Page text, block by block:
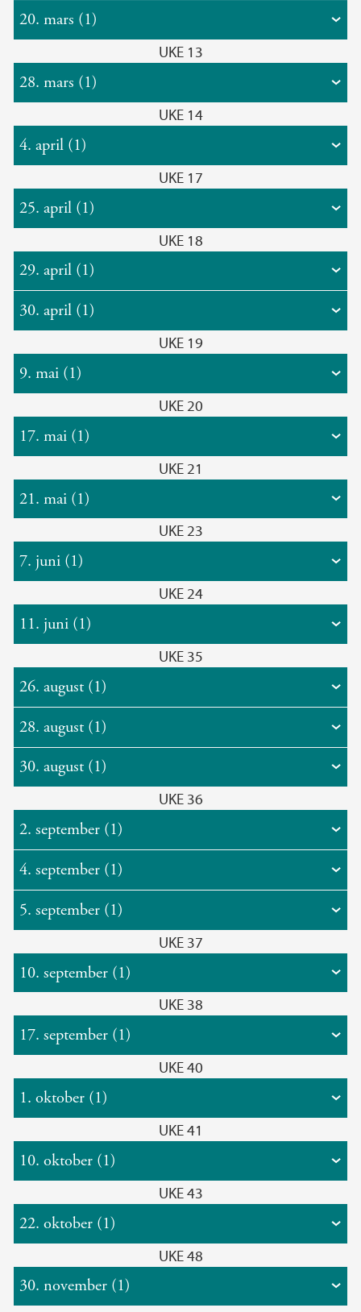
20. mars (1)
UKE 13
28. mars (1)
UKE 14
4. april (1)
UKE 17
25. april (1)
UKE 18
29. april (1)
30. april (1)
UKE 19
9. mai (1)
UKE 20
17. mai (1)
UKE 21
21. mai (1)
UKE 23
7. juni (1)
UKE 24
11. juni (1)
UKE 35
26. august (1)
28. august (1)
30. august (1)
UKE 36
2. september (1)
4. september (1)
5. september (1)
UKE 37
10. september (1)
UKE 38
17. september (1)
UKE 40
1. oktober (1)
UKE 41
10. oktober (1)
UKE 43
22. oktober (1)
UKE 48
30. november (1)